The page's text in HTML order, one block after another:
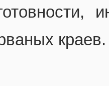
краев.